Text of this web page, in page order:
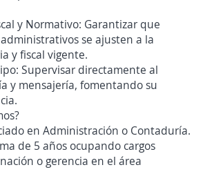
y Normativo: Garantizar que
se ajusten a la
y fiscal vigente.
Supervisar directamente al
y mensajería, fomentando su
en Administración o Contaduría.
de 5 años ocupando cargos
o gerencia en el área